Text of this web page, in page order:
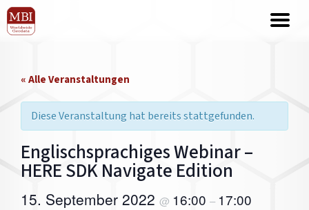
« Alle Veranstaltungen
Diese Veranstaltung hat bereits stattgefunden.
Englischsprachiges Webinar –
HERE SDK Navigate Edition
15. September 2022 @ 16:00 – 17:00